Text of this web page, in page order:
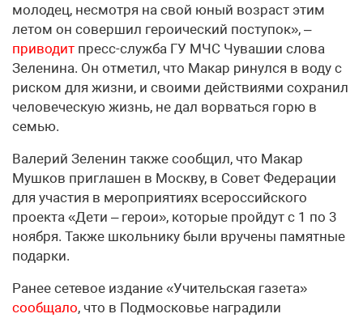
молодец, несмотря на свой юный возраст этим
летом он совершил героический поступок», –
приводит пресс-служба ГУ МЧС Чувашии слова
Зеленина. Он отметил, что Макар ринулся в воду с
риском для жизни, и своими действиями сохранил
человеческую жизнь, не дал ворваться горю в
семью.
Валерий Зеленин также сообщил, что Макар
Мушков приглашен в Москву, в Совет Федерации
для участия в мероприятиях всероссийского
проекта «Дети – герои», которые пройдут с 1 по 3
ноября. Также школьнику были вручены памятные
подарки.
Ранее сетевое издание «Учительская газета»
сообщало, что в Подмосковье наградили